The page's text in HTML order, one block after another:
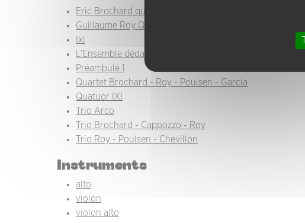
Eric Brochard quartet
Guillaume Roy Quartet
Ixi
L'Ensemble dédales
Préambule 1
Quartet Brochard - Roy - Poulsen - Garcia
Quatuor IXI
Trio Arco
Trio Brochard - Cappozzo - Roy
Trio Roy - Poulsen - Chevillon
Instruments
alto
violon
violon alto